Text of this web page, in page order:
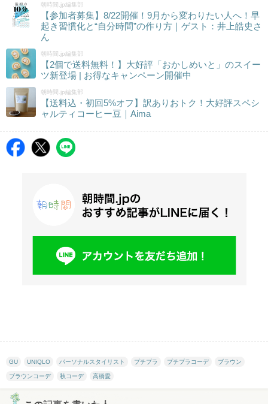
朝時間.jp編集部
【参加者募集】8/22開催！9月から変わりたい人へ！早
起き習慣化と“自分時間”の作り方｜ゲスト：井上皓史さ
ん
朝時間.jp編集部
【2個で送料無料！】大好評「おかしめいと」のスイー
ツ新登場 | お得なキャンペーン開催中
朝時間.jp編集部
【送料込・初回5%オフ】訳ありおトク！大好評スペシ
ャルティコーヒー豆｜Aima
GU UNIQLO パーソナルスタイリスト プチプラ プチプラコーデ ブラウン
ブラウンコーデ 秋コーデ 高橋愛